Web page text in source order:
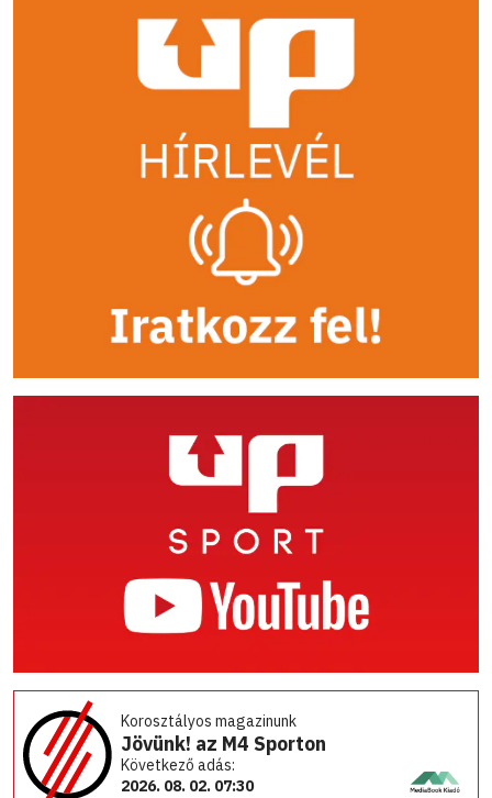
Korosztályos magazinunk
Jövünk! az M4 Sporton
Következő adás:
2026. 08. 02. 07:30